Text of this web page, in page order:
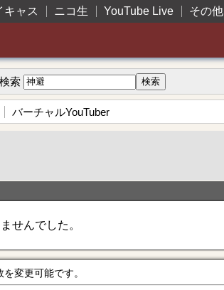
キャス ニコ生 YouTube Live その他
検索
バーチャルYouTuber
せんでした。
変更可能です。